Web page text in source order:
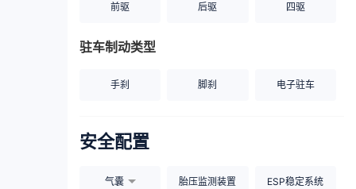
前驱 后驱 四驱
驻车制动类型
手刹 脚刹 电子驻车
安全配置
气囊 胎压监测装置 ESP稳定系统